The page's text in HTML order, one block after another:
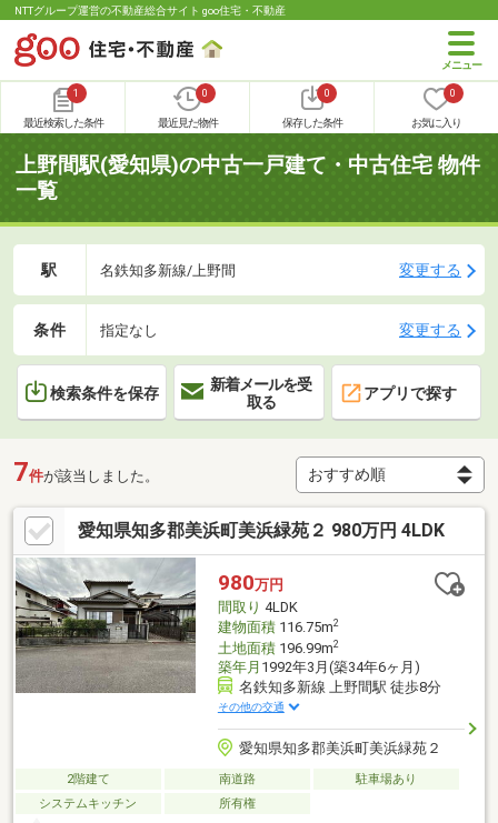
NTTグループ運営の不動産総合サイト goo住宅・不動産
1
最近検索した条件
0
最近見た物件
0
保存した条件
0
お気に入り
上野間駅(愛知県)の中古一戸建て・中古住宅 物件
一覧
駅 名鉄知多新線/上野間 変更する
条件 指定なし 変更する
検索条件を保存
新着メールを受
取る
アプリで探す
7件が該当しました。
愛知県知多郡美浜町美浜緑苑２ 980万円 4LDK
980万円
間取り 4LDK
建物面積116.75m2
土地面積196.99m2
築年月 1992年3月(築34年6ヶ月)
名鉄知多新線 上野間駅 徒歩8分
その他の交通
愛知県知多郡美浜町美浜緑苑２
2階建て 南道路
駐車場あり
システムキッチン
所有権